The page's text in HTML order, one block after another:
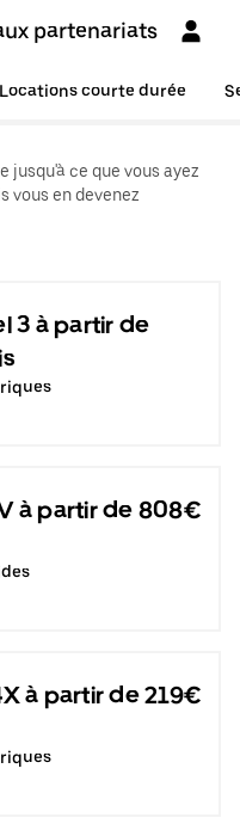
partenariats
Locations courte durée
jusqu'à ce que vous ayez
vous en devenez
3 à partir de
à partir de 808€
à partir de 219€